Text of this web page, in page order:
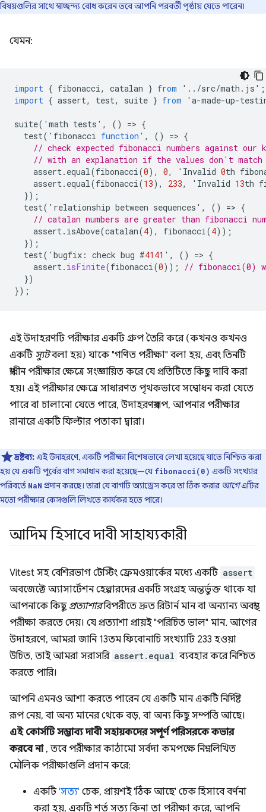
বিষয়গুলির সাথে স্বাচ্ছন্দ্য বোধ করেন তবে আপনি পরবর্তী পৃষ্ঠায় যেতে পারেন৷
যেমন:
import { fibonacci, catalan } from ' .. /src/math . js ' ;
import { assert, test, suite } from ' a-made-up-
suite( ' math tests ' , () => {
test( ' fibonacci function ' , () => {
// check expected fibonacci numbers against our
// with an explanation if the values don't match
assert. equal(fibonacci(0), 0, ' Invalid 0th
assert. equal(fibonacci(13), 233, ' Invalid 13th
});
test( ' relationship between sequences ' , () => {
// catalan numbers are greater than fibonacci
assert. isAbove(catalan(4), fibonacci(4));
});
test( ' bugfix : check bug #4141 ' , () => {
assert. isFinite(fibonacci(0));
// fibonacci(0)
})
});
এই উদাহরণটি পরীক্ষার একটি গ্রুপ তৈরি করে (কখনও কখনও
একটি স্যুটবলা হয়) যাকে "গণিত পরীক্ষা" বলা হয়, এবং তিনটি
স্বাধীন পরীক্ষার ক্ষেত্রে সংজ্ঞায়িত করে যে প্রতিটিতে কিছু দাবি করা
হয়। এই পরীক্ষার ক্ষেত্রে সাধারণত পৃথকভাবে সম্বোধন করা যেতে
পারে বা চালানো যেতে পারে, উদাহরণস্বরূপ, আপনার পরীক্ষার
রানারে একটি ফিল্টার পতাকা দ্বারা।
দ্রষ্টব্য:এই উদাহরণে, একটি পরীক্ষা বিশেষভাবে লেখা হয়েছে যাতে নিশ্চিত করা
হয় যে একটি পূর্বের বাগ সমাধান করা হয়েছে—যেfibonacci(0) একটি সংখ্যার
পরিবর্তে NaN প্রদান করছে। তারা যে বাগটি অ্যাড্রেস করে তা ঠিক করার আগেএটির
মতো পরীক্ষার কেসগুলি লিখতে কার্যকর হতে পারে।
আদিম হিসাবে দাবী সাহায্যকারী
Vitest সহ বেশিরভাগ টেস্টিং ফ্রেমওয়ার্কের মধ্যে একটি assert
অবজেক্টে অ্যাসার্টেশন হেল্পারদের একটি সংগ্রহ অন্তর্ভুক্ত থাকে যা
আপনাকে কিছু প্রত্যাশারবিপরীতে দ্রুত রিটার্ন মান বা অন্যান্য অবস্থা
পরীক্ষা করতে দেয়। যে প্রত্যাশা প্রায়ই "পরিচিত ভাল" মান. আগের
উদাহরণে, আমরা জানি 13তম ফিবোনাচি সংখ্যাটি 233 হওয়া
উচিত, তাই আমরা সরাসরি assert.equal ব্যবহার করে নিশ্চিত
করতে পারি।
আপনি এমনও আশা করতে পারেন যে একটি মান একটি নির্দিষ্ট
রূপ নেয়, বা অন্য মানের থেকে বড়, বা অন্য কিছু সম্পত্তি আছে।
এই কোর্সটি সম্ভাব্য দাবী সহায়কদের সম্পূর্ণ পরিসরকে কভার
করবে না, তবে পরীক্ষার কাঠামো সর্বদা কমপক্ষে নিম্নলিখিত
মৌলিক পরীক্ষাগুলি প্রদান করে:
একটি'সত্য' চেক, প্রায়শই 'ঠিক আছে' চেক হিসাবে বর্ণনা
করা হয়, একটি শর্ত সত্য কিনা তা পরীক্ষা করে, আপনি